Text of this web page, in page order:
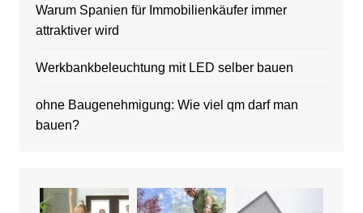
Warum Spanien für Immobilienkäufer immer
attraktiver wird
Werkbankbeleuchtung mit LED selber bauen
ohne Baugenehmigung: Wie viel qm darf man
bauen?